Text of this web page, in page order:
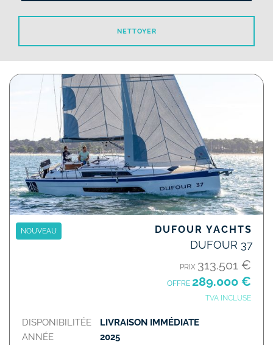
NETTOYER
NOUVEAU DUFOUR YACHTS
DUFOUR 37
PRIX 313.501 €
OFFRE 289.000 €
TVA INCLUSE
DISPONIBILITÉE
ANNÉE
LIVRAISON IMMÉDIATE
2025